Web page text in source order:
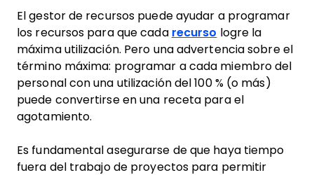
El gestor de recursos puede ayudar a programar
los recursos para que cada recurso logre la
máxima utilización. Pero una advertencia sobre el
término máxima: programar a cada miembro del
personal con una utilización del 100 % (o más)
puede convertirse en una receta para el
agotamiento.
Es fundamental asegurarse de que haya tiempo
fuera del trabajo de proyectos para permitir